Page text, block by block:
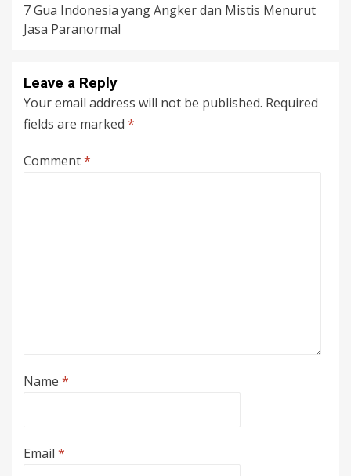
7 Gua Indonesia yang Angker dan Mistis Menurut
Jasa Paranormal
Leave a Reply
Your email address will not be published. Required
fields are marked *
Comment*
Name *
Email *